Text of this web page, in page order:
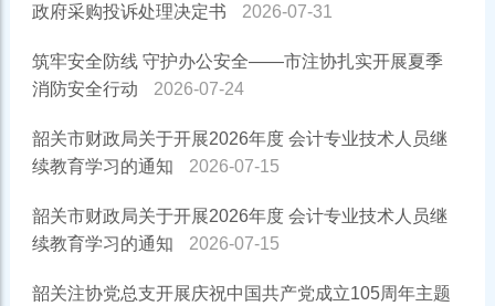
政府采购投诉处理决定书 2026-07-31
筑牢安全防线 守护办公安全——市注协扎实开展夏季
消防安全行动
2026-07-24
韶关市财政局关于开展2026年度 会计专业技术人员继
续教育学习的通知
2026-07-15
韶关市财政局关于开展2026年度 会计专业技术人员继
续教育学习的通知
2026-07-15
韶关注协党总支开展庆祝中国共产党成立105周年主题